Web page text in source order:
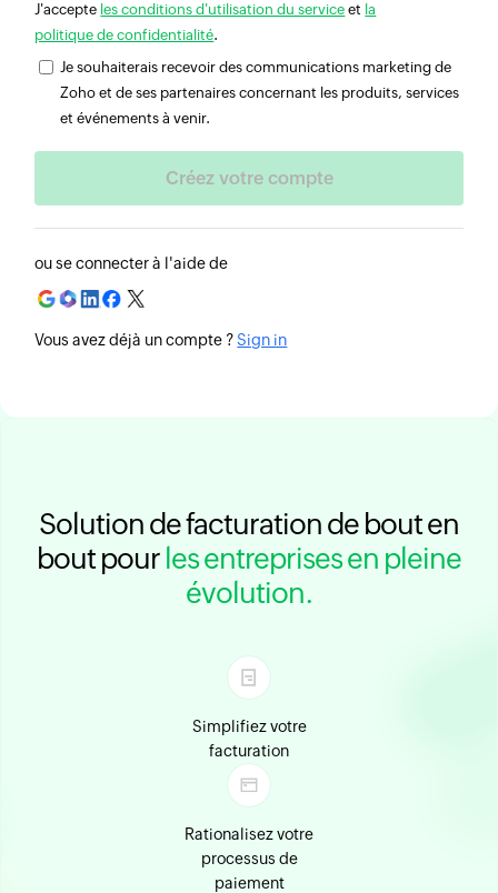
Solution de facturation de bout en
bout pour les entreprises en pleine
évolution.
Simplifiez votre
facturation
Rationalisez votre
processus de
paiement
J'accepte les conditions d'utilisation du service et la
politique de confidentialité.
Je souhaiterais recevoir des communications marketing de
Zoho et de ses partenaires concernant les produits, services
et événements à venir.
ou se connecter à l'aide de
Vous avez déjà un compte ?Sign in